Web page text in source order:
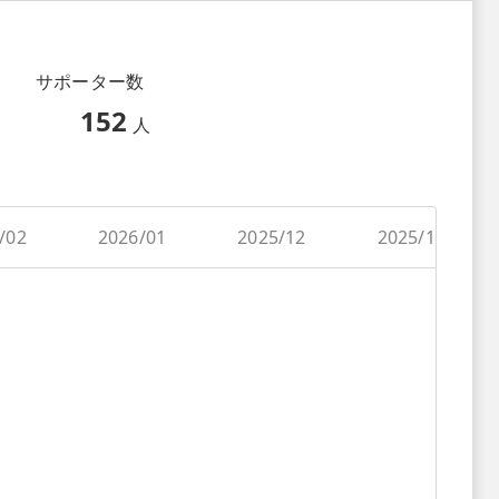
サポーター数
152 人
02 2026/01 2025/12 2025/11